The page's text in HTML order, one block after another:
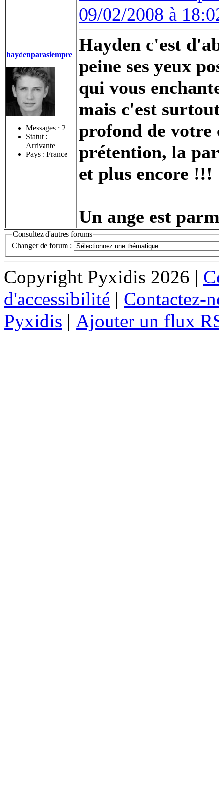
haydenparasiempre
Messages : 2
Statut :
Arrivante
Pays : France
09/02/2008 à
Hayden c'est
peine ses yeux
qui vous
mais c'est
profond de votre
prétention, la
et plus encore !!!
Un ange est
Consultez d'autres forums
Changer de forum :
Copyright Pyxidis 2026 |
d'accessibilité | Contactez-
Pyxidis | Ajouter un flux